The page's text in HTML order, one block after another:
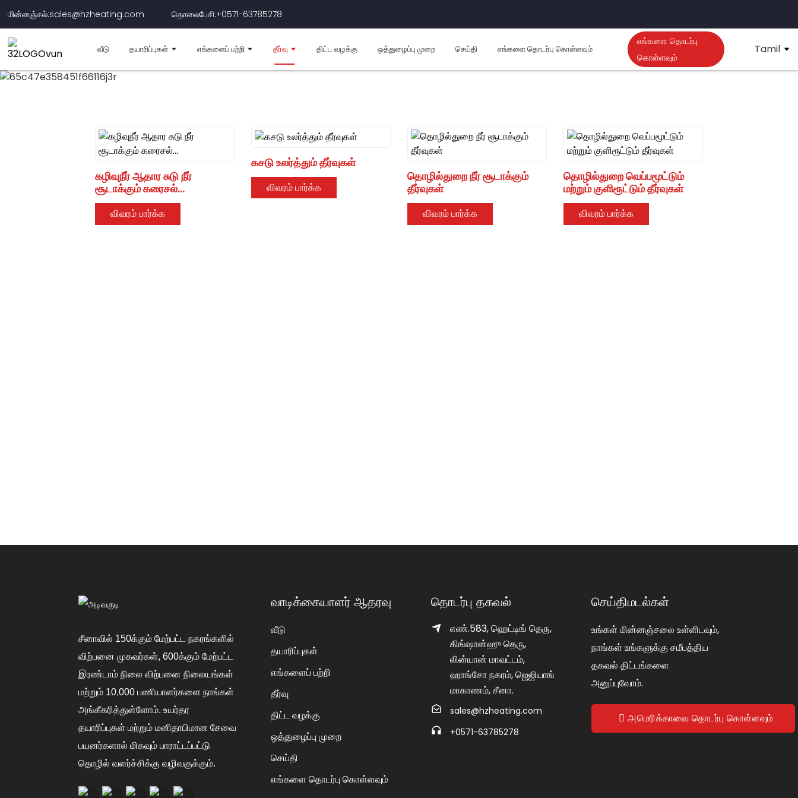
மின்னஞ்சல்:sales@hzheating.com தொலைபேசி:+0571-63785278
வீடு தயாரிப்புகள் எங்களைப் பற்றி தீர்வு திட்ட வழக்கு ஒத்துழைப்பு முறை செய்தி எங்களை தொடர்பு கொள்ளவும்
எங்களை தொடர்பு
கொள்ளவும்
Tamil
தொழில்துறை தீர்வுகள்
பல இயந்திர கலவை: குளிர்ச்சி, வெப்பம், சூடான நீர் ஒருங்கிணைப்பு; -35 ° C திறமையான
கழிவுநீர் ஆதார சுடு நீர்
சூடாக்கும் கரைசல்...
விவரம் பார்க்க
கசடு உலர்த்தும் தீர்வுகள்
விவரம் பார்க்க
தொழில்துறை நீர் சூடாக்கும்
தீர்வுகள்
விவரம் பார்க்க
தொழில்துறை வெப்பமூட்டும்
மற்றும் குளிரூட்டும் தீர்வுகள்
விவரம் பார்க்க
சீனாவில் 150க்கும் மேற்பட்ட நகரங்களில்
விற்பனை முகவர்கள், 600க்கும் மேற்பட்ட
இரண்டாம் நிலை விற்பனை நிலையங்கள்
மற்றும் 10,000 பணியாளர்களை நாங்கள்
அங்கீகரித்துள்ளோம். உயர்தர
தயாரிப்புகள் மற்றும் மனிதாபிமான சேவை
பயனர்களால் மிகவும் பாராட்டப்பட்டு
தொழில் வளர்ச்சிக்கு வழிவகுக்கும்.
வாடிக்கையாளர் ஆதரவு
வீடு
தயாரிப்புகள்
எங்களைப் பற்றி
தீர்வு
திட்ட வழக்கு
ஒத்துழைப்பு முறை
செய்தி
எங்களை தொடர்பு கொள்ளவும்
தொடர்பு தகவல்
எண்.583, ஹெட்டிங் தெரு,
கிங்ஷான்ஹு தெரு,
லின்யான் மாவட்டம்,
ஹாங்சோ நகரம், ஜெஜியாங்
மாகாணம், சீனா.
sales@hzheating.com
+0571-63785278
செய்திமடல்கள்
உங்கள் மின்னஞ்சலை உள்ளிடவும்,
நாங்கள் உங்களுக்கு சமீபத்திய
தகவல் திட்டங்களை
அனுப்புவோம்.
அமெரிக்காவை தொடர்பு கொள்ளவும்